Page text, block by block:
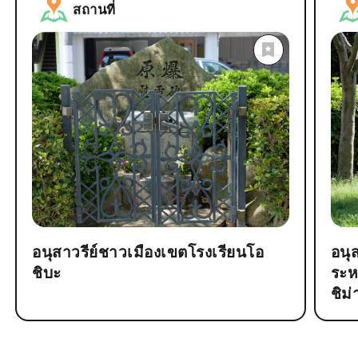
สถานที่
อนุสาวรีย์ชาวเมืองเขตโรงเรียนโอ
ชิบะ
อนุ
ระ
ชิม่